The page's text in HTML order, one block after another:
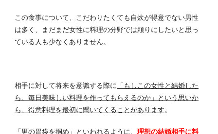
この食事について、こだわりたくても自炊が得意でない男性
は多く、まだまだ女性に料理の分野では頼りにしたいと思っ
ている人も少なくありません。
相手に対して将来を意識する際に
「もしこの女性と結婚した
ら、毎日美味しい料理を作ってもらえるのか」という思いか
ら、得意料理を最初に聞いてくることがあります。
「男の胃袋を掴め」といわれるように、 理想の結婚相手に料